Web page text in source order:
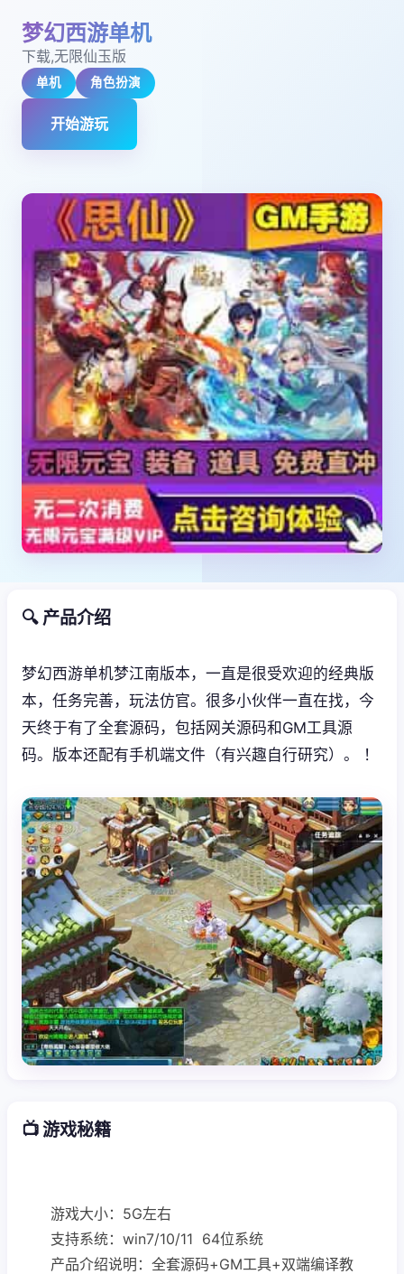
梦幻西游单机
下载,无限仙玉版
单机 角色扮演
开始游玩
🔍 产品介绍
梦幻西游单机梦江南版本，一直是很受欢迎的经典版
本，任务完善，玩法仿官。很多小伙伴一直在找，今
天终于有了全套源码，包括网关源码和GM工具源
码。版本还配有手机端文件（有兴趣自行研究）。 ！
📺 游戏秘籍
游戏大小：5G左右
支持系统：win7/10/11 64位系统
产品介绍说明：全套源码+GM工具+双端编译教